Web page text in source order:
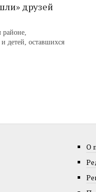
друзей
районе,
детей, оставшихся
О